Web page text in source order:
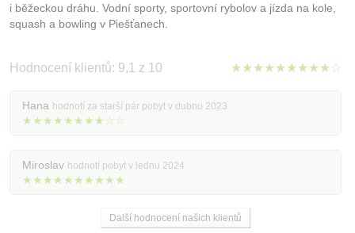
i běžeckou dráhu. Vodní sporty, sportovní rybolov a jízda na kole,
squash a bowling v Piešťanech.
Hodnocení klientů: 9,1 z 10 ★★★★★★★★★☆
Hana hodnotí za starší pár pobyt v dubnu 2023
★★★★★★★★☆☆
Miroslav hodnotí pobyt v lednu 2024
★★★★★★★★★★
Další hodnocení našich klientů